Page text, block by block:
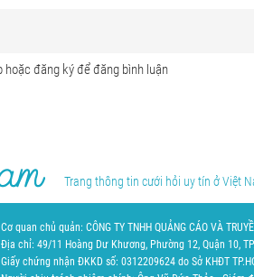
Trang thông tin cưới hỏi uy tín ở Việt
Cơ quan chủ quản: CÔNG TY TNHH QUẢNG CÁO VÀ
Địa chỉ: 49/11 Hoàng Dư Khương, Phường 12, Quận 10,
Giấy chứng nhận ĐKKD số: 0312209624 do Sở KHĐT